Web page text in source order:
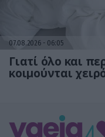
07.08.2026 06:05
Γιατί όλο και
κοιμούνται